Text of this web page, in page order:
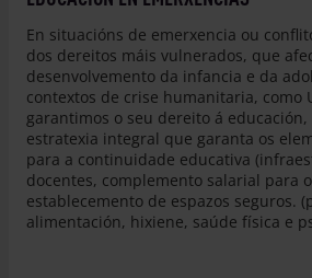
En situacións de emerxencia ou
dos dereitos máis vulnerados, que
desenvolvemento da infancia e da
contextos de crise humanitaria, como
garantimos o seu dereito á
estratexia integral que garanta os
para a continuidade educativa
docentes, complemento salarial para
establecemento de espazos seguros.
alimentación, hixiene, saúde física e